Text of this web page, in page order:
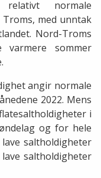
normale
med unntak
Nord-Troms
sommer
angir normale
2022. Mens
i
og for hele
saltholdigheter
saltholdigheter